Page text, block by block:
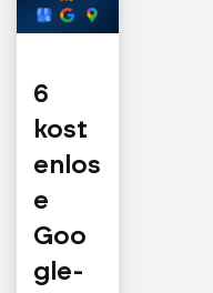
6
kost
enlos
e
Goo
gle-